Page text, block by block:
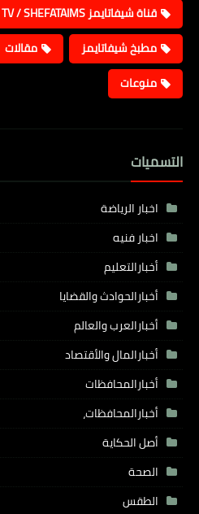
قناة شيفاتايمز TV / SHEFATAIMS
مطبخ شيفاتايمز
مقالات
منوعات
التسميات
اخبار الرياضة
اخبار فنيه
أخبارالتعليم
أخبارالحوادث والقضايا
أخبارالعرب والعالم
أخبارالمال والأقتصاد
أخبارالمحافظات
أخبارالمحافظات،
أصل الحكاية
الصحة
الطقس